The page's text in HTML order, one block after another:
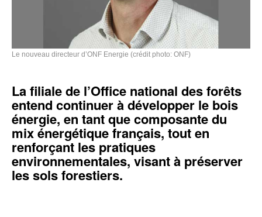
Le nouveau directeur d’ONF Energie (crédit photo: ONF)
La filiale de l’Office national des forêts
entend continuer à développer le bois
énergie, en tant que composante du
mix énergétique français, tout en
renforçant les pratiques
environnementales, visant à préserver
les sols forestiers.